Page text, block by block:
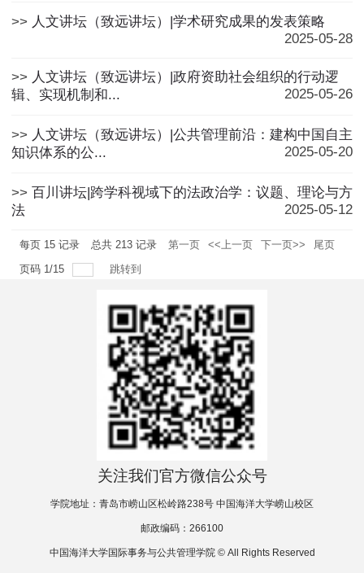
>> 人文讲坛（致远讲坛）|学术研究成果的发表策略
2025-05-28
>> 人文讲坛（致远讲坛）|政府资助社会组织的行动逻
辑、实现机制和...
2025-05-26
>> 人文讲坛（致远讲坛）|公共管理前沿：建构中国自主
知识体系的公...
2025-05-20
>> 百川讲坛|跨学科视域下的法政治学：议题、理论与方
法
2025-05-12
每页 15 记录 总共 213 记录 第一页 <<上一页 下一页>>
尾页
页码 1/15 跳转到
关注我们官方微信公众号
学院地址：青岛市崂山区松岭路238号 中国海洋大学崂山校区
邮政编码：266100
中国海洋大学国际事务与公共管理学院 © All Rights Reserved